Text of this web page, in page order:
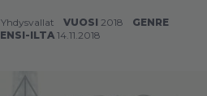
Yhdysvallat VUOSI 2018
GENRE
ENSI-ILTA 14.11.2018